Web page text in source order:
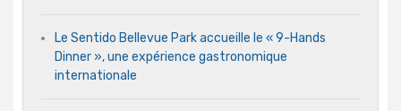
Le Sentido Bellevue Park accueille le « 9-Hands
Dinner », une expérience gastronomique
internationale